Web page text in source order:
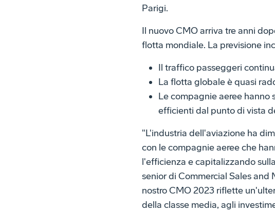
Parigi.
Il nuovo CMO arriva tre anni
flotta mondiale. La previsione
Il traffico passeggeri
La flotta globale è quasi
Le compagnie aeree
efficienti dal punto di vista
"L'industria dell'aviazione ha
con le compagnie aeree che
l'efficienza e capitalizzando
senior di Commercial Sales
nostro CMO 2023 riflette
della classe media, agli